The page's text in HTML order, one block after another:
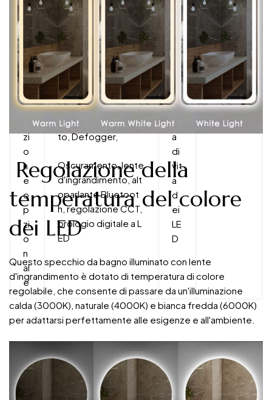
bil
ità
F
u
zi
o
n
e
o
p
zi
o
n
al
e
Interruttore con sen
sore di movimento/
sensore a sfioramen
to, Defogger,
Oscuramento, lente
d'ingrandimento, alt
oparlante Bluetoot
h, regolazione CCT,
orologio digitale a L
ED
D
ur
at
a
di
vit
a
d
ei
LE
D
50000
ore
Regolazione della
temperatura del colore
dei LED
Questo specchio da bagno illuminato con lente
d'ingrandimento è dotato di temperatura di colore
regolabile, che consente di passare da un'illuminazione
calda (3000K), naturale (4000K) e bianca fredda (6000K)
per adattarsi perfettamente alle esigenze e all'ambiente.